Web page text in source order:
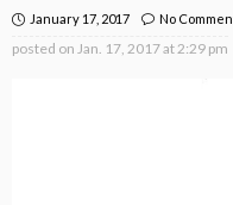
January 17, 2017 No
posted on Jan. 17, 2017 at 2:29 pm